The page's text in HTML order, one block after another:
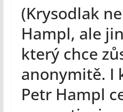
(Krysodlak
Hampl, ale
který chce
anonymitě. I
Petr Hampl